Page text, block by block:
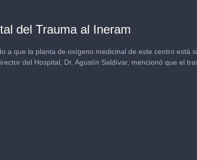
del Trauma al Ineram
a que la planta de oxígeno medicinal de este centro está
del Hospital, Dr. Agustín Saldívar, mencionó que el